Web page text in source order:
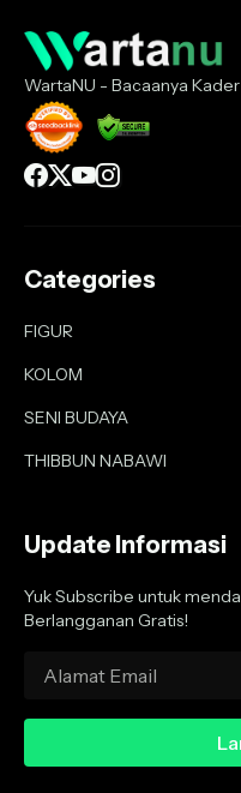
WartaNU - Bacaanya Kader
Categories
FIGUR
KOLOM
SENI BUDAYA
THIBBUN NABAWI
Update Informasi
Yuk Subscribe untuk
Berlangganan Gratis!